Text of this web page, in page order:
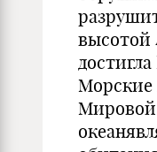
высотой
Мировой